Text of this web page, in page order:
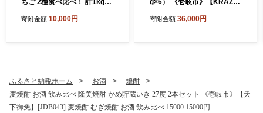
027年2月以降順次発送】
寄附金額 10,000円
ンチ 牛ミンチ ひき肉 挽肉 挽
寄附金額 36,000円
ふるさと納税ホーム お酒
焼酎
麦焼酎 お酒 飲み比べ 隆美焼酎 かめ貯蔵いき 27度 2本セット 《壱岐市》【天
下御免】[JDB043] 麦焼酎 むぎ焼酎 お酒 飲み比べ 15000 15000円